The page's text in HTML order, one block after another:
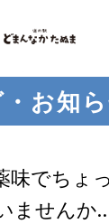
お知
味でちょ
ませんか